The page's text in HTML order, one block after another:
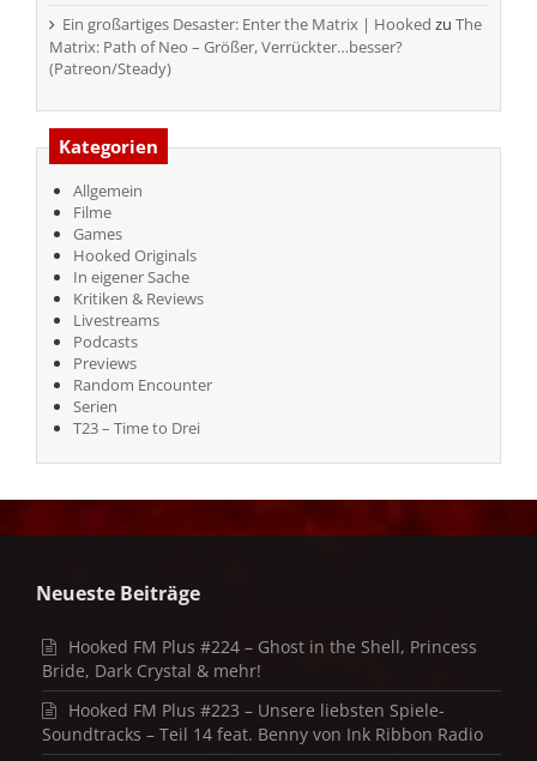
Ein großartiges Desaster: Enter the Matrix | Hooked zu The
Matrix: Path of Neo – Größer, Verrückter…besser?
(Patreon/Steady)
Kategorien
Allgemein
Filme
Games
Hooked Originals
In eigener Sache
Kritiken & Reviews
Livestreams
Podcasts
Previews
Random Encounter
Serien
T23 – Time to Drei
Neueste Beiträge
Hooked FM Plus #224 – Ghost in the Shell, Princess
Bride, Dark Crystal & mehr!
Hooked FM Plus #223 – Unsere liebsten Spiele-
Soundtracks – Teil 14 feat. Benny von Ink Ribbon Radio